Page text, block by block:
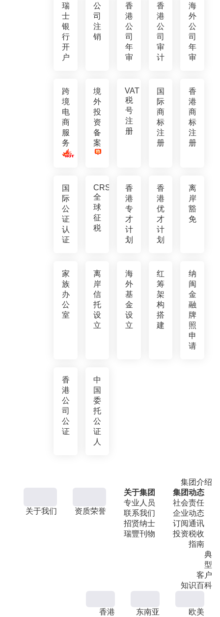
瑞
士
银
行
开
户
公
司
注
销
香
港
公
司
年
审
香
港
公
司
审
计
海
外
公
司
年
审
跨
境
电
商
服
务
境
外
投
资
备
案
VAT
税
号
注
册
国
际
商
标
注
册
香
港
商
标
注
册
国
际
公
证
认
证
CRS
全
球
征
税
香
港
专
才
计
划
香
港
优
才
计
划
离
岸
豁
免
家
族
办
公
室
离
岸
信
托
设
立
海
外
基
金
设
立
红
筹
架
构
搭
建
纳
闽
金
融
牌
照
申
请
香
港
公
司
公
证
中
国
委
托
公
证
人
集团介绍
关于我们 资质荣誉
关于集团
专业人员
联系我们
招贤纳士
瑞豐刊物
集团动态
社会责任
企业动态
订阅通讯
投资税收
指南
典
型
客户
知识百科
香港 东南亚 欧美